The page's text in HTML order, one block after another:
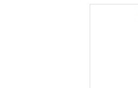
Grup